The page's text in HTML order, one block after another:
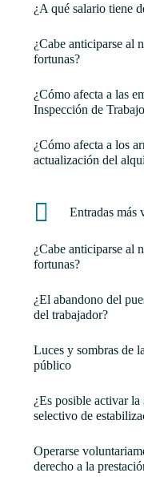
¿A qué salario tiene
¿Cabe anticiparse al
fortunas?
¿Cómo afecta a las
Inspección de
¿Cómo afecta a los
actualización del
Entradas más
¿Cabe anticiparse al
fortunas?
¿El abandono del
del trabajador?
Luces y sombras de
público
¿Es posible activar la
selectivo de
Operarse
derecho a la